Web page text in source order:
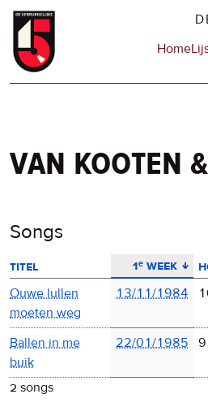
Overslaan
naar
Hoofdnavigatie
Home
van kooten
Songs
titel 1ᵉ week
aflopend sorteren
Ouwe lullen
moeten weg
13/11/1984
Ballen in me
buik
22/01/1985 9
2 songs